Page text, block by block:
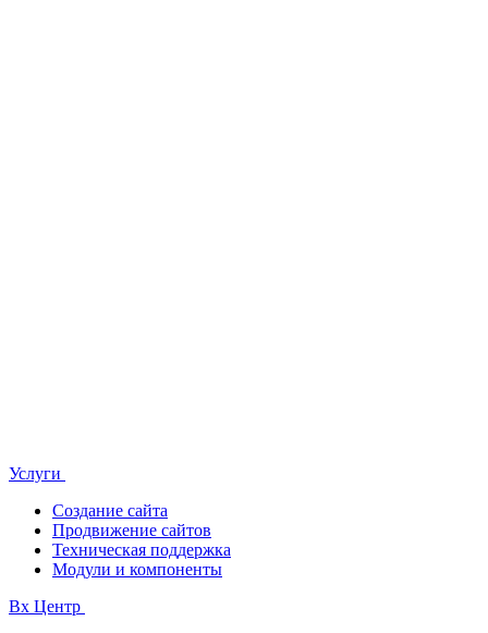
Услуги
Создание сайта
Продвижение сайтов
Техническая поддержка
Модули и компоненты
Bx Центр